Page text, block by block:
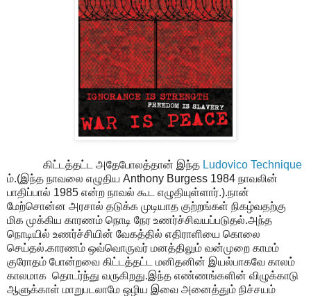
கிட்டத்தட்ட அதேபோலத்தான் இந்த Ludovico Technique
ம்.(இந்த நாவலை எழுதிய Anthony Burgess 1984 நாவலின்
பாதிப்பால் 1985 என்ற நாவல் கூட எழுதியுள்ளார்.).நான்
மேற்சொன்ன அரசால் தடுக்க முடியாத குற்றங்கள் நிகழ்வதற்கு
மிக முக்கிய காரணம் நொடி நேர உணர்ச்சிவயப்படுதல்.அந்த
நொடியில் உணர்ச்சியின் வேகத்தில் எதிராளியை கொலை
செய்தல்.காரணம் ஒவ்வொருவர் மனத்திலும் வன்முறை காமம்
குரோதம் போன்றவை கிட்டத்தட்ட மனிதனின் இயல்பாகவே காலம்
காலமாக தொடர்ந்து வருகிறது.இந்த எண்ணங்களின் விழுக்காடு
ஆளுக்காள் மாறுபடலாமே ஒழிய இவை அனைத்தும் நிச்சயம்